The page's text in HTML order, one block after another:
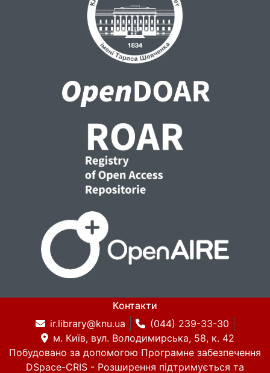
Контакти
ir.library@knu.ua
(044) 239-33-30
м. Київ, вул. Володимирська, 58, к. 42
Побудовано за допомогою Програмне забезпечення
DSpace-CRIS - Розширення підтримується та